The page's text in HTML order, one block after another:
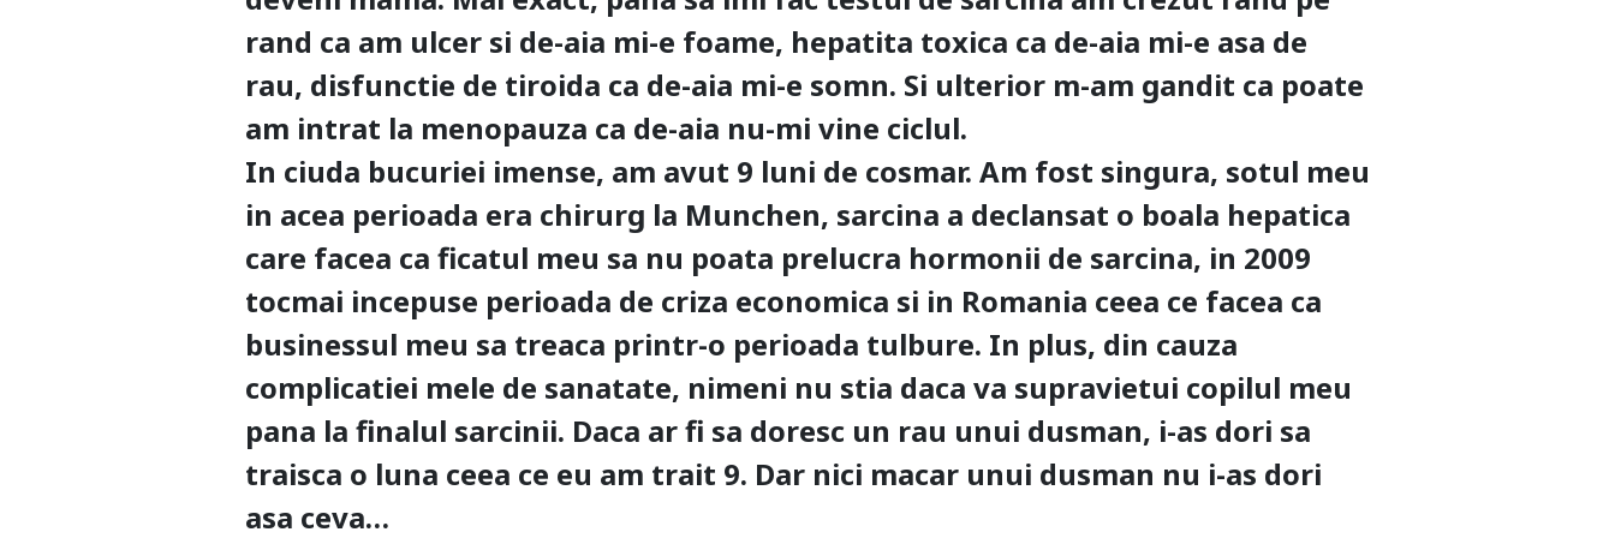
rand ca am ulcer si de-aia mi-e foame, hepatita toxica ca de-aia mi-e asa de
rau, disfunctie de tiroida ca de-aia mi-e somn. Si ulterior m-am gandit ca poate
am intrat la menopauza ca de-aia nu-mi vine ciclul.
In ciuda bucuriei imense, am avut 9 luni de cosmar. Am fost singura, sotul meu
in acea perioada era chirurg la Munchen, sarcina a declansat o boala hepatica
care facea ca ficatul meu sa nu poata prelucra hormonii de sarcina, in 2009
tocmai incepuse perioada de criza economica si in Romania ceea ce facea ca
businessul meu sa treaca printr-o perioada tulbure. In plus, din cauza
complicatiei mele de sanatate, nimeni nu stia daca va supravietui copilul meu
pana la finalul sarcinii. Daca ar fi sa doresc un rau unui dusman, i-as dori sa
traisca o luna ceea ce eu am trait 9. Dar nici macar unui dusman nu i-as dori
asa ceva…